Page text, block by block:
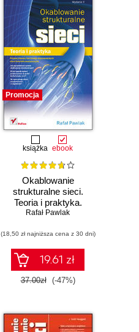
Promocja
książka ebook
Okablowanie
strukturalne sieci.
Teoria i praktyka.
Wydanie II
Rafał Pawlak
(18,50 zł najniższa cena z 30 dni)
19.61 zł
37.00zł (-47%)